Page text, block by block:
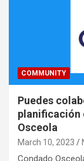
COMMUNITY
Puedes
planificación
Osceola
March 10, 2023
Condado